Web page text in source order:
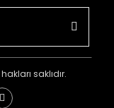
saklıdır.